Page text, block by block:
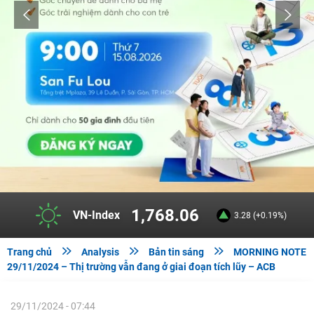
VN-Index 1,768.06 3.28 (+0.19%)
Trang chủ  Analysis  Bản tin sáng 
MORNING NOTE
29/11/2024 – Thị trường vẫn đang ở giai đoạn tích lũy – ACB
29/11/2024 - 07:44